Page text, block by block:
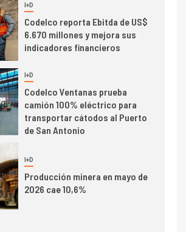
I+D
Codelco reporta Ebitda de US$
6.670 millones y mejora sus
indicadores financieros
I+D
Codelco Ventanas prueba
camión 100% eléctrico para
transportar cátodos al Puerto
de San Antonio
I+D
Producción minera en mayo de
2026 cae 10,6%